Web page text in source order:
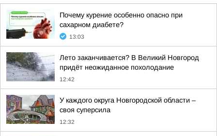
Почему курение особенно опасно при
сахарном диабете?
13:03
Лето заканчивается? В Великий Новгород
придёт неожиданное похолодание
12:42
У каждого округа Новгородской области –
своя суперсила
12:32